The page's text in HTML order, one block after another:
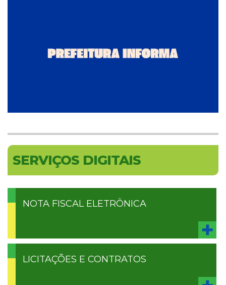
SERVIÇOS DIGITAIS
NOTA FISCAL ELETRÔNICA
LICITAÇÕES E CONTRATOS